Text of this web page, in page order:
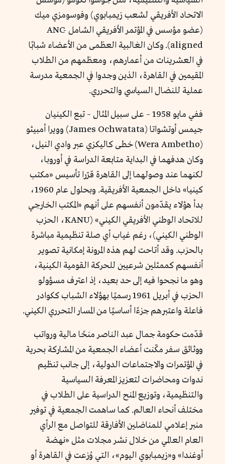
الاتحاد الأفريقي لشعب زيمبابوي) وفوسومزي ميك
(عضو مؤسس في المؤتمر الأفريقي الشامل ANC-
aligned). وكان الغالبية العظمى من الأعضاء شبابًا
في العشرينات من أعمارهم، ومعظمهم من الطلاب
المقيمين في القاهرة، الذين وجدوا في الجمعية مدرسة
عملية للنضال السياسي والتحرري.
ففي مايو 1958 – على سبيل المثال – تبع الكينيان
جيمس أوتشواتا (James Ochwatata) وويرا أمبيثو
(Wera Ambetho) خطى كاليكزي عبر وادي النيل،
وكان هدفهما في البداية متابعة الدراسة في أوروبا،
لكنهما عند وصولهما إلى القاهرة قرّرا تأسيس «مكتب
كينيا» داخل الجمعية الأفريقية. وبحلول عام 1960،
بدأ هؤلاء يقدّمون أنفسهم على أنهم «المكتب الخارجي
للاتحاد الوطني الأفريقي الكيني» (KANU، الحزب
الوطني الكيني)، رغم غياب أي صلة تنظيمية مباشرة
بالحزب. وقد أتاحت لهم هذه المرونة إمكانية تصوير
أنفسهم كممثلين شرعيين للحركة القومية الكينية،
وهو ما نجحوا فيه إلى حد بعيد، إذ اعترف مسؤولو
الحزب في أبريل 1961 رسميًا بهؤلاء الشباب ككوادر
فاعلة واعتبرهم جزءًا أساسيًا من المسار التحرري الكيني.
قدّمت حكومة جمال عبد الناصر منحًا مالية ورواتب
ووثائق سفر مكّنت أعضاء الجمعية من المشاركة بحرية
في المؤتمرات والاجتماعات الدولية، إلى جانب تنظيم
ندوات ومحاضرات لتعزيز المعرفة السياسية
والتنظيمية، وتوزيع المنح الدراسية على الطلاب في
مختلف أنحاء العالم. كما ساهمت الجمعية في توفير
منبر إعلامي للمناضلين الأفارقة للتواصل مع الرأي
العام العالمي من خلال نشر مجلات مثل «نهضة
أوغندا» و«زيمبابوي اليوم»، التي وُزعت في القاهرة أو